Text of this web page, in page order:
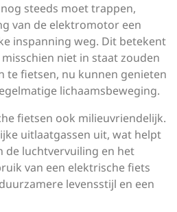
steeds moet trappen,
van de elektromotor een
inspanning weg. Dit betekent
niet in staat zouden
te fietsen, nu kunnen genieten
lichaamsbeweging.
fietsen ook milieuvriendelijk.
uitlaatgassen uit, wat helpt
de luchtvervuiling en het
van een elektrische fiets
levensstijl en een